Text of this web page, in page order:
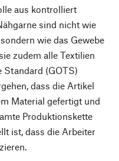
aus kontrolliert
sind nicht wie
wie das Gewebe
zudem alle Textilien
Standard (GOTS)
dass die Artikel
Material gefertigt und
Produktionskette
ist, dass die Arbeiter